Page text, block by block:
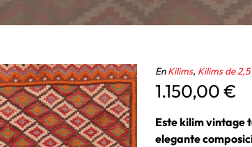
EnKilims, Kilims de
1.150,00€
Este kilim vintage
elegante